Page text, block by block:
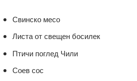
Свинско месо
Листа от свещен босилек
Птичи поглед Чили
Соев сос